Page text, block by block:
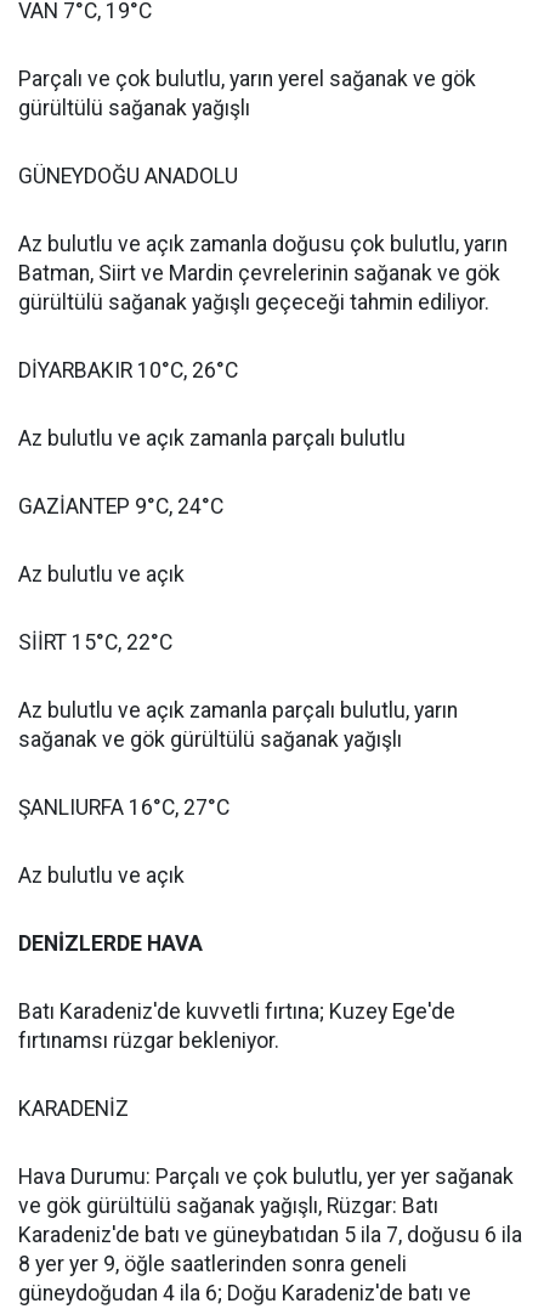
VAN 7°C, 19°C
Parçalı ve çok bulutlu, yarın yerel sağanak ve gök
gürültülü sağanak yağışlı
GÜNEYDOĞU ANADOLU
Az bulutlu ve açık zamanla doğusu çok bulutlu, yarın
Batman, Siirt ve Mardin çevrelerinin sağanak ve gök
gürültülü sağanak yağışlı geçeceği tahmin ediliyor.
DİYARBAKIR 10°C, 26°C
Az bulutlu ve açık zamanla parçalı bulutlu
GAZİANTEP 9°C, 24°C
Az bulutlu ve açık
SİİRT 15°C, 22°C
Az bulutlu ve açık zamanla parçalı bulutlu, yarın
sağanak ve gök gürültülü sağanak yağışlı
ŞANLIURFA 16°C, 27°C
Az bulutlu ve açık
DENİZLERDE HAVA
Batı Karadeniz'de kuvvetli fırtına; Kuzey Ege'de
fırtınamsı rüzgar bekleniyor.
KARADENİZ
Hava Durumu: Parçalı ve çok bulutlu, yer yer sağanak
ve gök gürültülü sağanak yağışlı, Rüzgar: Batı
Karadeniz'de batı ve güneybatıdan 5 ila 7, doğusu 6 ila
8 yer yer 9, öğle saatlerinden sonra geneli
güneydoğudan 4 ila 6; Doğu Karadeniz'de batı ve